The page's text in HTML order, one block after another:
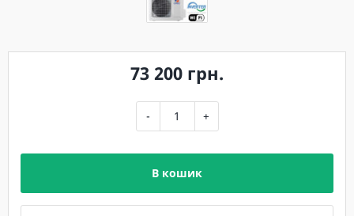
73 200 грн.
- +
В кошик